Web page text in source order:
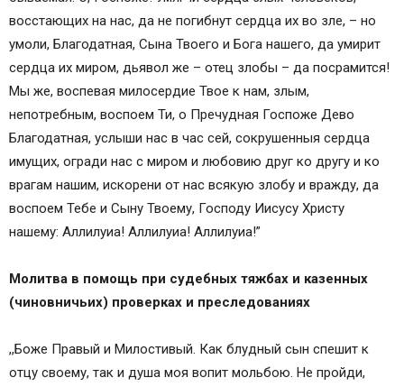
восстающих на нас, да не погибнут сердца их во зле, – но
умоли, Благодатная, Сына Твоего и Бога нашего, да умирит
сердца их миром, дьявол же – отец злобы – да посрамится!
Мы же, воспевая милосердие Твое к нам, злым,
непотребным, воспоем Ти, о Пречудная Госпоже Дево
Благодатная, услыши нас в час сей, сокрушенныя сердца
имущих, огради нас с миром и любовию друг ко другу и ко
врагам нашим, искорени от нас всякую злобу и вражду, да
воспоем Тебе и Сыну Твоему, Господу Иисусу Христу
нашему: Аллилуиа! Аллилуиа! Аллилуиа!”
Молитва в помощь при судебных тяжбах и казенных
(чиновничьих) проверках и преследованиях
,,Боже Правый и Милостивый. Как блудный сын спешит к
отцу своему, так и душа моя вопит мольбою. Не пройди,